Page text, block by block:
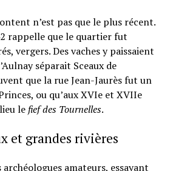
n’est pas que le plus récent.
rappelle que le quartier fut
vergers. Des vaches y paissaient
séparait Sceaux de
que la rue Jean-Jaurès fut un
ou qu’aux XVIe et XVIIe
le fief des Tournelles.
et grandes rivières
amateurs, essayant